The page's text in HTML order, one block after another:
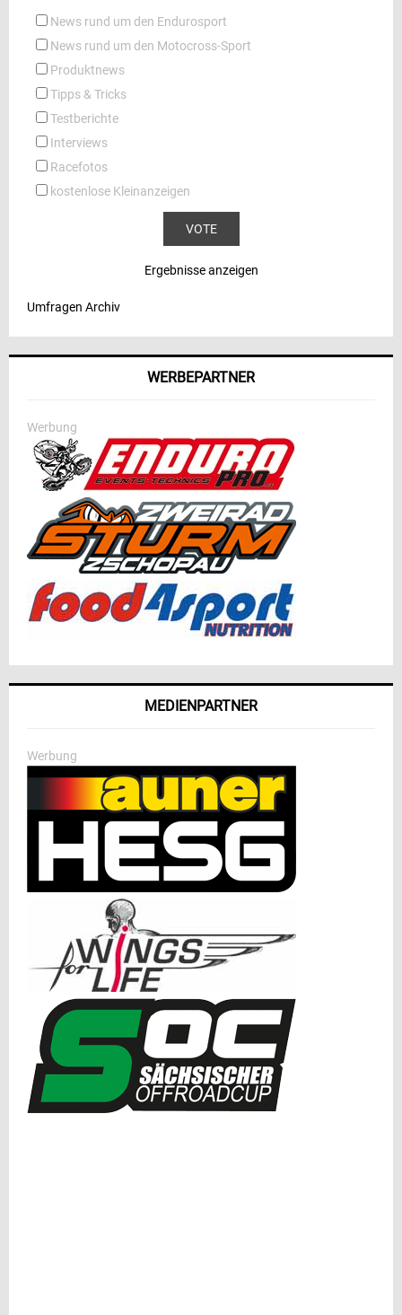
News rund um den Endurosport
News rund um den Motocross-Sport
Produktnews
Tipps & Tricks
Testberichte
Interviews
Racefotos
kostenlose Kleinanzeigen
Ergebnisse anzeigen
Umfragen Archiv
WERBEPARTNER
Werbung
MEDIENPARTNER
Werbung